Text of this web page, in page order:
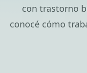
con trastorno
conocé cómo